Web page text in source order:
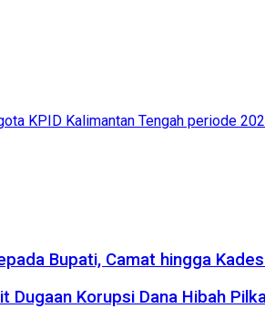
KPID Kalimantan Tengah periode
Bupati, Camat hingga
Dugaan Korupsi Dana Hibah